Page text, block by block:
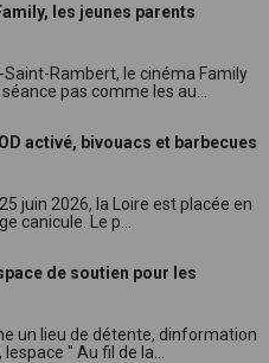
les jeunes parents
Rambert, le cinéma Family
pas comme les au...
activé, bivouacs et barbecues
juin 2026, la Loire est placée en
canicule. Le p...
de soutien pour les
un lieu de détente, dinformation
" Au fil de la...